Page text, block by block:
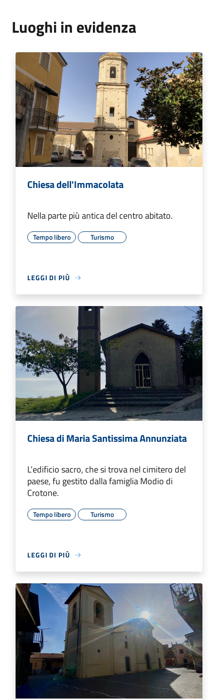
Luoghi in evidenza
Chiesa dell'Immacolata
Nella parte più antica del centro abitato.
Tempo libero Turismo
LEGGI DI PIÙ
Chiesa di Maria Santissima Annunziata
L’edificio sacro, che si trova nel cimitero del
paese, fu gestito dalla famiglia Modio di
Crotone.
Tempo libero Turismo
LEGGI DI PIÙ